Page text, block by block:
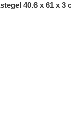
40.6 x 61 x 3